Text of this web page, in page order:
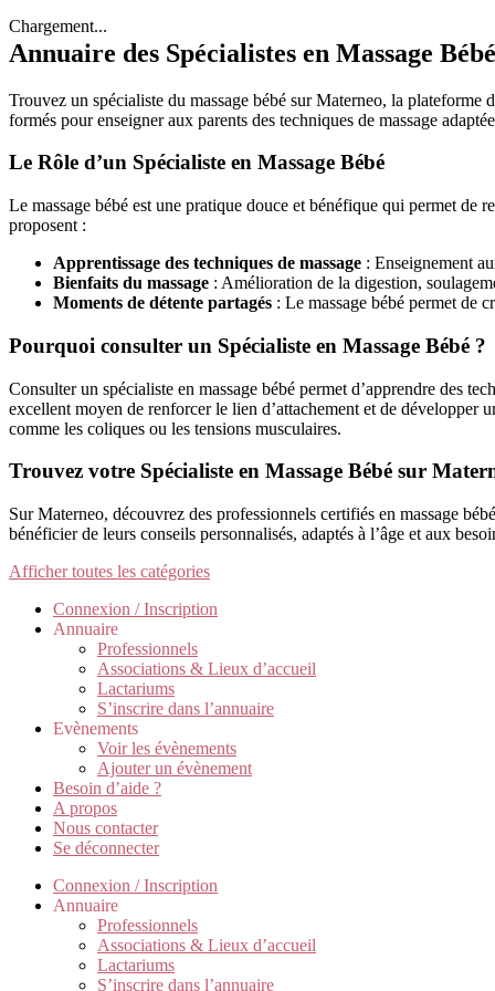
Chargement...
Annuaire des Spécialistes en Massage Bébé
Trouvez un spécialiste du massage bébé sur Materneo, la plateforme
formés pour enseigner aux parents des techniques de massage
Le Rôle d’un Spécialiste en Massage Bébé
Le massage bébé est une pratique douce et bénéfique qui permet de
proposent :
Apprentissage des techniques de massage : Enseignement
Bienfaits du massage : Amélioration de la digestion,
Moments de détente partagés : Le massage bébé permet de
Pourquoi consulter un Spécialiste en Massage Bébé ?
Consulter un spécialiste en massage bébé permet d’apprendre des
excellent moyen de renforcer le lien d’attachement et de développer
comme les coliques ou les tensions musculaires.
Trouvez votre Spécialiste en Massage Bébé sur
Sur Materneo, découvrez des professionnels certifiés en massage
bénéficier de leurs conseils personnalisés, adaptés à l’âge et aux
Afficher toutes les catégories
Connexion / Inscription
Annuaire
Professionnels
Associations & Lieux d’accueil
Lactariums
S’inscrire dans l’annuaire
Evènements
Voir les évènements
Ajouter un évènement
Besoin d’aide ?
A propos
Nous contacter
Se déconnecter
Connexion / Inscription
Annuaire
Professionnels
Associations & Lieux d’accueil
Lactariums
S’inscrire dans l’annuaire